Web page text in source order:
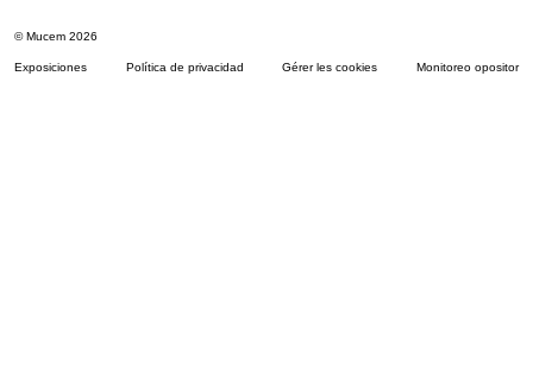
© Mucem 2026
Exposiciones Política de privacidad Gérer les cookies Monitoreo opositor